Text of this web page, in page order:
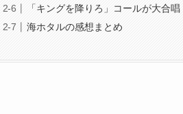
「キングを降りろ」コールが大合唱
海ホタルの感想まとめ